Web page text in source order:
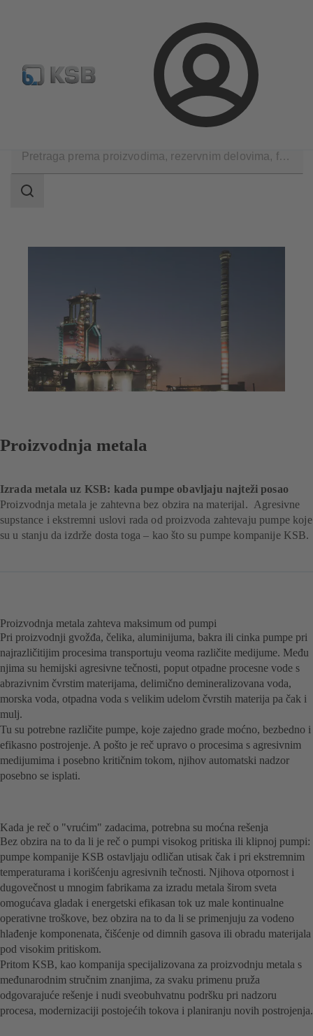
Prijava
Konfiguriši proizvod Standardna pretraga rezervnih delova
Proizvodnja metala
pretrage
Područje
Proizvodnja metala
Izrada metala uz KSB: kada pumpe obavljaju najteži posao
Proizvodnja metala je zahtevna bez obzira na materijal. Agresivne
supstance i ekstremni uslovi rada od proizvoda zahtevaju pumpe koje
su u stanju da izdrže dosta toga – kao što su pumpe kompanije KSB.
Proizvodnja metala zahteva maksimum od pumpi
Pri proizvodnji gvožđa, čelika, aluminijuma, bakra ili cinka pumpe pri
najrazličitijim procesima transportuju veoma različite medijume. Među
njima su hemijski agresivne tečnosti, poput otpadne procesne vode s
abrazivnim čvrstim materijama, delimično demineralizovana voda,
morska voda, otpadna voda s velikim udelom čvrstih materija pa čak i
mulj.
Tu su potrebne različite pumpe, koje zajedno grade moćno, bezbedno i
efikasno postrojenje. A pošto je reč upravo o procesima s agresivnim
medijumima i posebno kritičnim tokom, njihov automatski nadzor
posebno se isplati.
Kada je reč o "vrućim" zadacima, potrebna su moćna rešenja
Bez obzira na to da li je reč o pumpi visokog pritiska ili klipnoj pumpi:
pumpe kompanije KSB ostavljaju odličan utisak čak i pri ekstremnim
temperaturama i korišćenju agresivnih tečnosti. Njihova otpornost i
dugovečnost u mnogim fabrikama za izradu metala širom sveta
omogućava gladak i energetski efikasan tok uz male kontinualne
operativne troškove, bez obzira na to da li se primenjuju za vodeno
hlađenje komponenata, čišćenje od dimnih gasova ili obradu materijala
pod visokim pritiskom.
Pritom KSB, kao kompanija specijalizovana za proizvodnju metala s
međunarodnim stručnim znanjima, za svaku primenu pruža
odgovarajuće rešenje i nudi sveobuhvatnu podršku pri nadzoru
procesa, modernizaciji postojećih tokova i planiranju novih postrojenja.